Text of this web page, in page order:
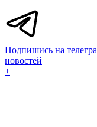
Подпишись на
новостей
+